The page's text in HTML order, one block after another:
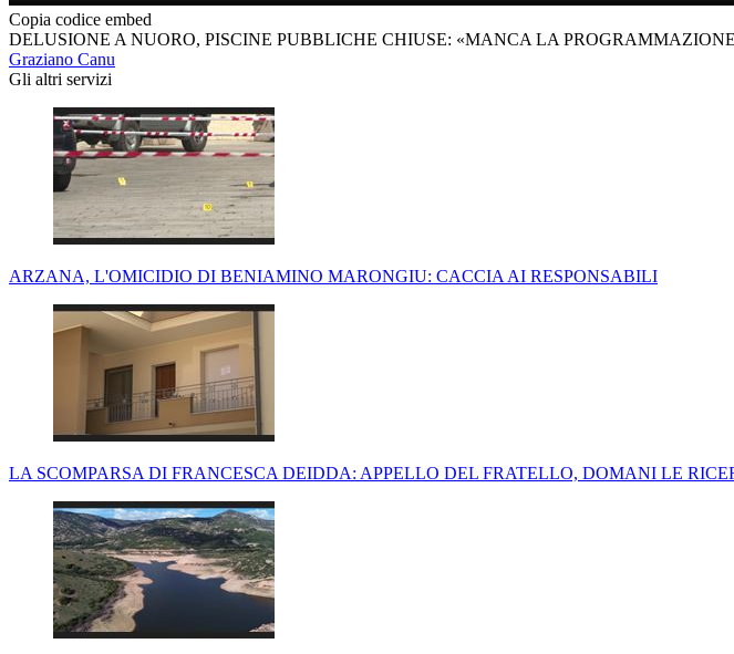
Copia codice embed
DELUSIONE A NUORO, PISCINE PUBBLICHE CHIUSE: «MANCA LA
Graziano Canu
Gli altri servizi
ARZANA, L'OMICIDIO DI BENIAMINO MARONGIU: CACCIA AI RESPONSABILI
LA SCOMPARSA DI FRANCESCA DEIDDA: APPELLO DEL FRATELLO, DOMANI LE